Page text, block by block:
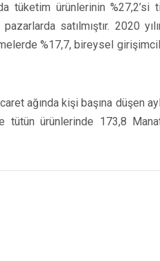
tüketim ürünlerinin
satılmıştır. 2020
%17,7, bireysel
ağında kişi başına düşen
tütün ürünlerinde 173,8